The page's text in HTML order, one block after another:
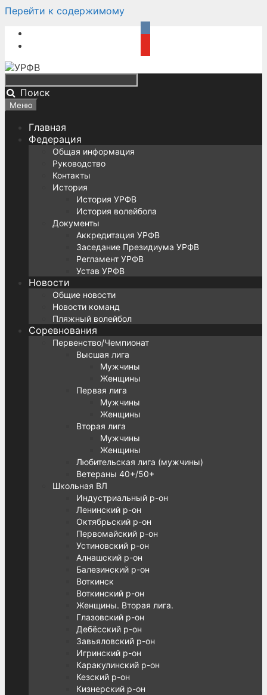
Перейти к содержимому
Поиск
Меню
Главная
Федерация
Общая информация
Руководство
Контакты
История
История УРФВ
История волейбола
Документы
Аккредитация УРФВ
Заседание Президиума УРФВ
Регламент УРФВ
Устав УРФВ
Новости
Общие новости
Новости команд
Пляжный волейбол
Соревнования
Первенство/Чемпионат
Высшая лига
Мужчины
Женщины
Первая лига
Мужчины
Женщины
Вторая лига
Мужчины
Женщины
Любительская лига (мужчины)
Ветераны 40+/50+
Школьная ВЛ
Индустриальный р-он
Ленинский р-он
Октябрьский р-он
Первомайский р-он
Устиновский р-он
Алнашский р-он
Балезинский р-он
Воткинск
Воткинский р-он
Женщины. Вторая лига.
Глазовский р-он
Дебёсский р-он
Завьяловский р-он
Игринский р-он
Каракулинский р-он
Кезский р-он
Кизнерский р-он